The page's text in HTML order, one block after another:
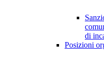
di
Posizioni